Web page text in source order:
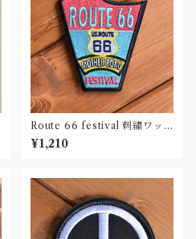
Route 66 festival 刺繍ワッ
ペン Patch
¥1,210